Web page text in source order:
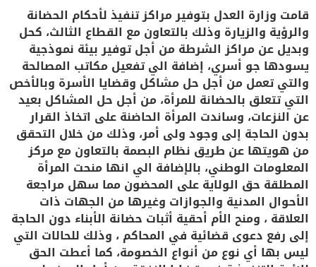
قامت وزارة العدل بتوفير مراكز تنفيذ لأحكام الحضانة
والرؤية والزيارة وذلك بالتعاون مع القطاع الثالث، كحل
وبديل عن مراكز الشرطة من أجل توفير بيئة نموذجية
يسودها جو أسري، إضافة الي تفعيل مكاتب المصالحة
والتي تعمل من أجل حل مشاكل وقضايا الأسرة وبالأخص
التي تتعلق بالحضانة للمرأة، من أجل حل المشاكل بعيد
عن النزعات، وساندت المرأة الحاضنة على اتخاذ القرار
بدون الحاجة إلى وجود ولى أمر، وذلك من خلال التحقق
من هويتها عن طريق نظام البصمة بالتعاون مع مركز
المعلومات الوطني، بالإضافة الي انها منحت المرأة
المطلقة حق الولاية على المحضون مما سهل مراجعة
الأحوال المدنية والجوازات وغيرها من الجهات ذات
العلاقة ، ومنح الأم أحقية أثبات حضانة الأبناء دون الحاجة
إلى رفع دعوى قضائية في المحاكم ، وذلك للحالات التي
ليس بها أي نوع من أنواع الخصومة، كما أعطت الحق